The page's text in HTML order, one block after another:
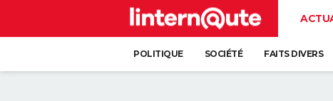
POLITIQUE SOCIÉTÉ FAITS DIVERS